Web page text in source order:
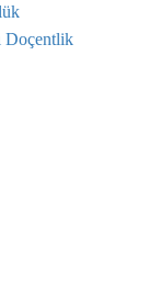
Doçentlik